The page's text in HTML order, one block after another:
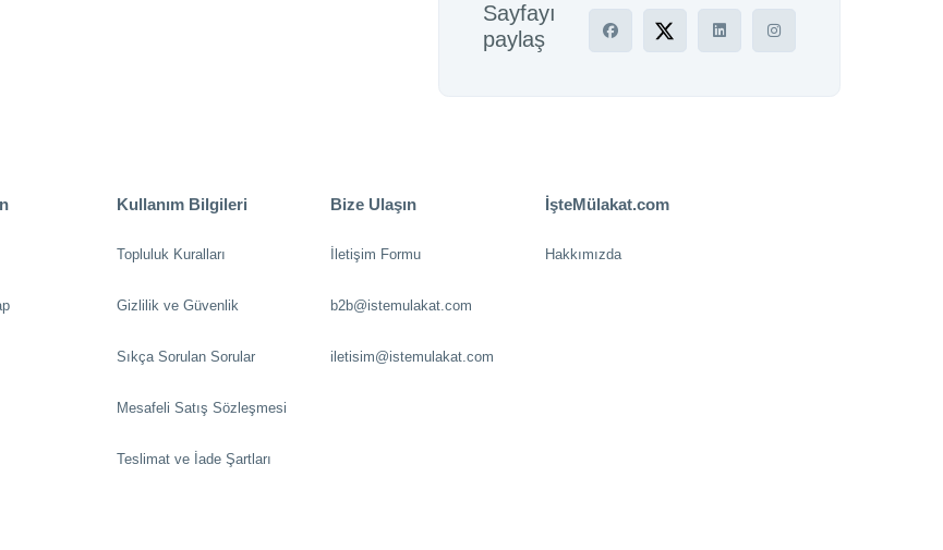
Sayfayı
paylaş
Kullanım Bilgileri
Topluluk Kuralları
Gizlilik ve Güvenlik
Sıkça Sorulan Sorular
Mesafeli Satış Sözleşmesi
Teslimat ve İade Şartları
Bize Ulaşın
İletişim Formu
b2b@istemulakat.com
iletisim@istemulakat.com
İşteMülakat.com
Hakkımızda